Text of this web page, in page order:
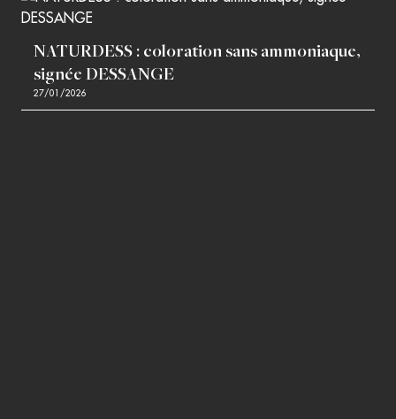
NATURDESS : coloration sans ammoniaque,
signée DESSANGE
27/01/2026